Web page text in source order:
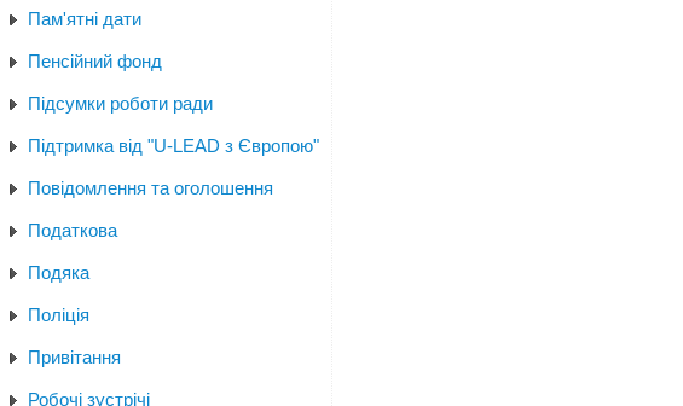
Пам'ятні дати
Пенсійний фонд
Підсумки роботи ради
Підтримка від "U-LEAD з Європою"
Повідомлення та оголошення
Податкова
Подяка
Поліція
Привітання
Робочі зустрічі